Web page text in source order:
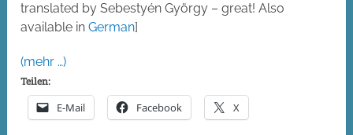
translated by Sebestyén György – great! Also
available inGerman]
(mehr …)
Teilen:
E-Mail Facebook X